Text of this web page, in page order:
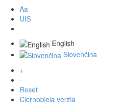
Aa
UIS
English
Slovenčina
+
-
Reset
Čiernobiela verzia